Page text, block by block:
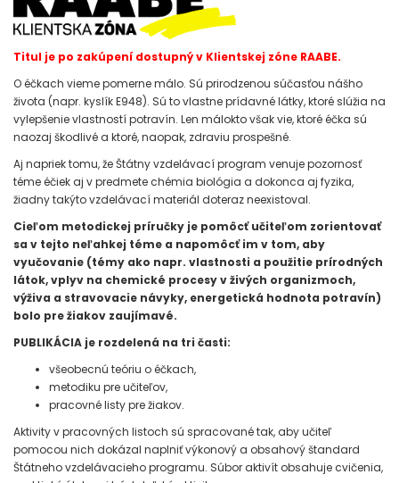
Titul je po zakúpení dostupný v Klientskej zóne RAABE.
O éčkach vieme pomerne málo. Sú prirodzenou súčasťou nášho
života (napr. kyslík E948). Sú to vlastne prídavné látky, ktoré slúžia na
vylepšenie vlastností potravín. Len málokto však vie, ktoré éčka sú
naozaj škodlivé a ktoré, naopak, zdraviu prospešné.
Aj napriek tomu, že Štátny vzdelávací program venuje pozornosť
téme éčiek aj v predmete chémia biológia a dokonca aj fyzika,
žiadny takýto vzdelávací materiál doteraz neexistoval.
Cieľom metodickej príručky je pomôcť učiteľom zorientovať
sa v tejto neľahkej téme a napomôcť im v tom, aby
vyučovanie (témy ako napr. vlastnosti a použitie prírodných
látok, vplyv na chemické procesy v živých organizmoch,
výživa a stravovacie návyky, energetická hodnota potravín)
bolo pre žiakov zaujímavé.
PUBLIKÁCIA je rozdelená na tri časti:
všeobecnú teóriu o éčkach,
metodiku pre učiteľov,
pracovné listy pre žiakov.
Aktivity v pracovných listoch sú spracované tak, aby učiteľ
pomocou nich dokázal naplniť výkonový a obsahový štandard
Štátneho vzdelávacieho programu. Súbor aktivít obsahuje cvičenia,